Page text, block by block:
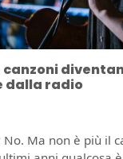
canzoni
dalla radio
Ma non è più il